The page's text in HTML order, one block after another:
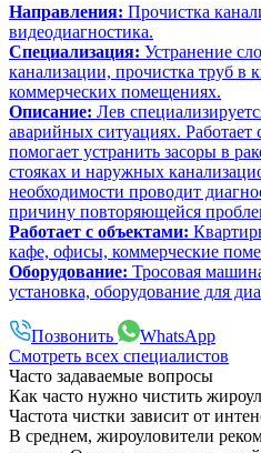
Направления: Прочистка
видеодиагностика.
Специализация: Устранение
канализации, прочистка труб в
коммерческих помещениях.
Описание: Лев
аварийных ситуациях. Работает
помогает устранить засоры в
стояках и наружных
необходимости проводит
причину повторяющейся
Работает с объектами:
кафе, офисы, коммерческие
Оборудование: Тросовая
установка, оборудование для
Позвонить
WhatsApp
Смотреть всех специалистов
Часто задаваемые вопросы
Как часто нужно чистить
Частота чистки зависит от
В среднем, жироуловители